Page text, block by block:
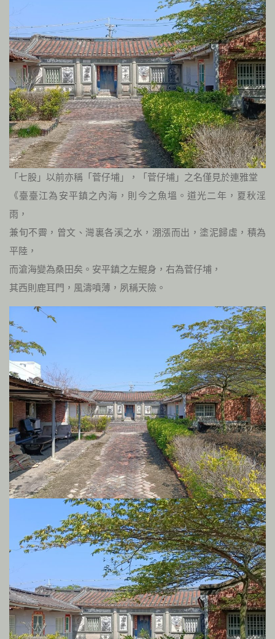
「七股」以前亦稱「菅仔埔」，「菅仔埔」之名僅見於連雅堂
《臺臺江為安平鎮之內海，則今之魚塭。道光二年，夏秋淫
雨，
兼旬不霽，曾文、灣裏各溪之水，淜漲而出，塗泥歸虛，積為
平陸，
而滄海變為桑田矣。安平鎮之左鯤身，右為菅仔埔，
其西則鹿耳門，風濤噴薄，夙稱天險。